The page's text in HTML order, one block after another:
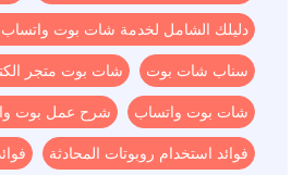
دليلك الشامل لخدمة شات بوت واتساب 2022
سناب شات بوت شات بوت متجر
شات بوت واتساب شرح عمل بوت
فوائد استخدام روبوتات المحادثة